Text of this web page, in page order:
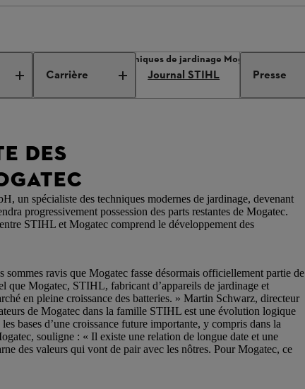
Carrière Journal STIHL Presse
acquiert le spécialiste des techniques de jardinage Mogatec
DES
un spécialiste des techniques modernes de jardinage, devenant
progressivement possession des parts restantes de Mogatec.
STIHL et Mogatec comprend le développement des
ravis que Mogatec fasse désormais officiellement partie de
que Mogatec, STIHL, fabricant d’appareils de jardinage et
en pleine croissance des batteries. » Martin Schwarz, directeur
de Mogatec dans la famille STIHL est une évolution logique
bases d’une croissance future importante, y compris dans la
souligne : « Il existe une relation de longue date et une
des valeurs qui vont de pair avec les nôtres. Pour Mogatec, ce